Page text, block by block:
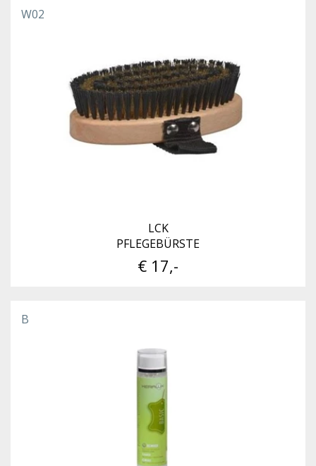
W02
LCK
PFLEGEBÜRSTE
€ 17,-
B